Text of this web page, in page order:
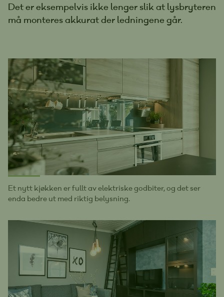
Det er eksempelvis ikke lenger slik at lysbryteren
må monteres akkurat der ledningene går.
Et nytt kjøkken er fullt av elektriske godbiter, og det ser
enda bedre ut med riktig belysning.